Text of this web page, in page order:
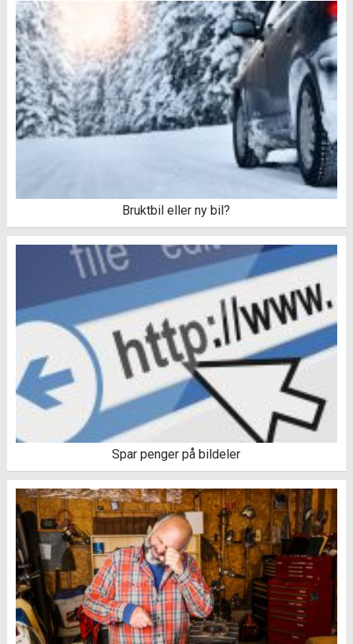
Bruktbil eller ny bil?
Spar penger på bildeler